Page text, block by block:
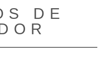
DE
modo de navegación